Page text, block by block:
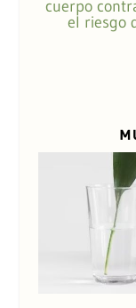
cuerpo
el riesgo